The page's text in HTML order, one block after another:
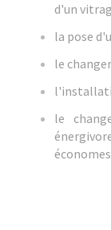
d'un
la pose
le
le